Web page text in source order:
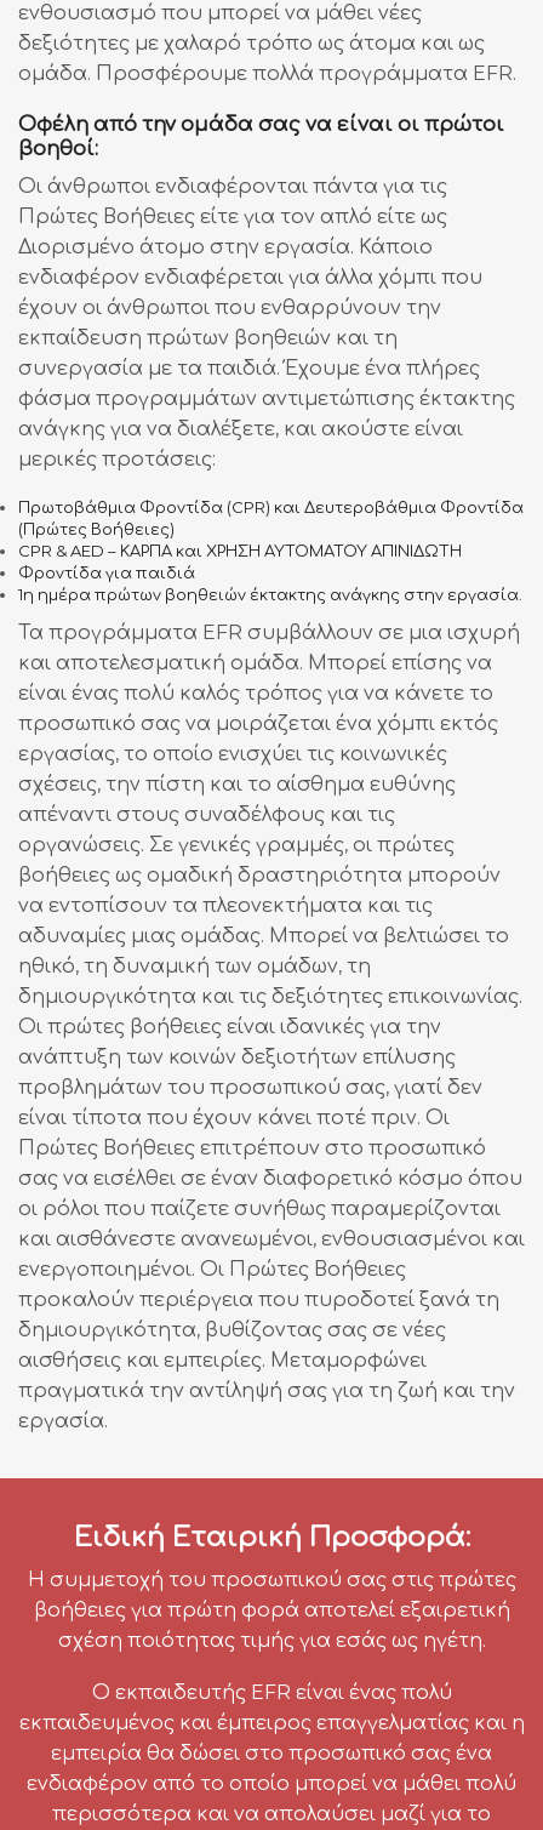
ενθουσιασμό που μπορεί να μάθει νέες
δεξιότητες με χαλαρό τρόπο ως άτομα και ως
ομάδα. Προσφέρουμε πολλά προγράμματα EFR.
Οφέλη από την ομάδα σας να είναι οι πρώτοι
βοηθοί:
Οι άνθρωποι ενδιαφέρονται πάντα για τις
Πρώτες Βοήθειες είτε για τον απλό είτε ως
Διορισμένο άτομο στην εργασία. Κάποιο
ενδιαφέρον ενδιαφέρεται για άλλα χόμπι που
έχουν οι άνθρωποι που ενθαρρύνουν την
εκπαίδευση πρώτων βοηθειών και τη
συνεργασία με τα παιδιά. Έχουμε ένα πλήρες
φάσμα προγραμμάτων αντιμετώπισης έκτακτης
ανάγκης για να διαλέξετε, και ακούστε είναι
μερικές προτάσεις:
Πρωτοβάθμια Φροντίδα (CPR) και Δευτεροβάθμια Φροντίδα
(Πρώτες Βοήθειες)
CPR & AED – ΚΑΡΠΑ και ΧΡΗΣΗ ΑΥΤΟΜΑΤΟΥ ΑΠΙΝΙΔΩΤΗ
Φροντίδα για παιδιά
1η ημέρα πρώτων βοηθειών έκτακτης ανάγκης στην εργασία.
Τα προγράμματα EFR συμβάλλουν σε μια ισχυρή
και αποτελεσματική ομάδα. Μπορεί επίσης να
είναι ένας πολύ καλός τρόπος για να κάνετε το
προσωπικό σας να μοιράζεται ένα χόμπι εκτός
εργασίας, το οποίο ενισχύει τις κοινωνικές
σχέσεις, την πίστη και το αίσθημα ευθύνης
απέναντι στους συναδέλφους και τις
οργανώσεις. Σε γενικές γραμμές, οι πρώτες
βοήθειες ως ομαδική δραστηριότητα μπορούν
να εντοπίσουν τα πλεονεκτήματα και τις
αδυναμίες μιας ομάδας. Μπορεί να βελτιώσει το
ηθικό, τη δυναμική των ομάδων, τη
δημιουργικότητα και τις δεξιότητες επικοινωνίας.
Οι πρώτες βοήθειες είναι ιδανικές για την
ανάπτυξη των κοινών δεξιοτήτων επίλυσης
προβλημάτων του προσωπικού σας, γιατί δεν
είναι τίποτα που έχουν κάνει ποτέ πριν. Οι
Πρώτες Βοήθειες επιτρέπουν στο προσωπικό
σας να εισέλθει σε έναν διαφορετικό κόσμο όπου
οι ρόλοι που παίζετε συνήθως παραμερίζονται
και αισθάνεστε ανανεωμένοι, ενθουσιασμένοι και
ενεργοποιημένοι. Οι Πρώτες Βοήθειες
προκαλούν περιέργεια που πυροδοτεί ξανά τη
δημιουργικότητα, βυθίζοντας σας σε νέες
αισθήσεις και εμπειρίες. Μεταμορφώνει
πραγματικά την αντίληψή σας για τη ζωή και την
εργασία.
Ειδική Εταιρική Προσφορά:
Η συμμετοχή του προσωπικού σας στις πρώτες
βοήθειες για πρώτη φορά αποτελεί εξαιρετική
σχέση ποιότητας τιμής για εσάς ως ηγέτη.
Ο εκπαιδευτής EFR είναι ένας πολύ
εκπαιδευμένος και έμπειρος επαγγελματίας και η
εμπειρία θα δώσει στο προσωπικό σας ένα
ενδιαφέρον από το οποίο μπορεί να μάθει πολύ
περισσότερα και να απολαύσει μαζί για το